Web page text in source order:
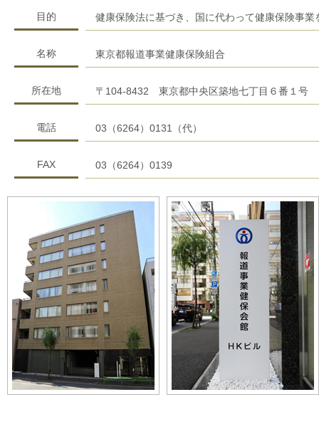
目的 健康保険法に基づき、国に代わって健康保険事業
名称 東京都報道事業健康保険組合
所在地 〒104-8432 東京都中央区築地七丁目６番１号
電話 03（6264）0131（代）
FAX 03（6264）0139